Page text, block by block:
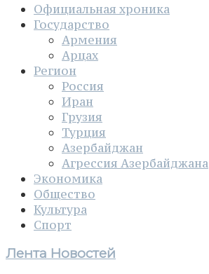
Официальная хроника
Государство
Армения
Арцах
Регион
Россия
Иран
Грузия
Турция
Азербайджан
Агрессия Азербайджана
Экономика
Общество
Культура
Спорт
Лента Новостей